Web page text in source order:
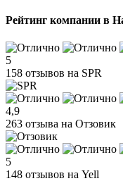
Рейтинг компании в
5
158 отзывов на SPR
4,9
263 отзыва на Отзовик
5
148 отзывов на Yell